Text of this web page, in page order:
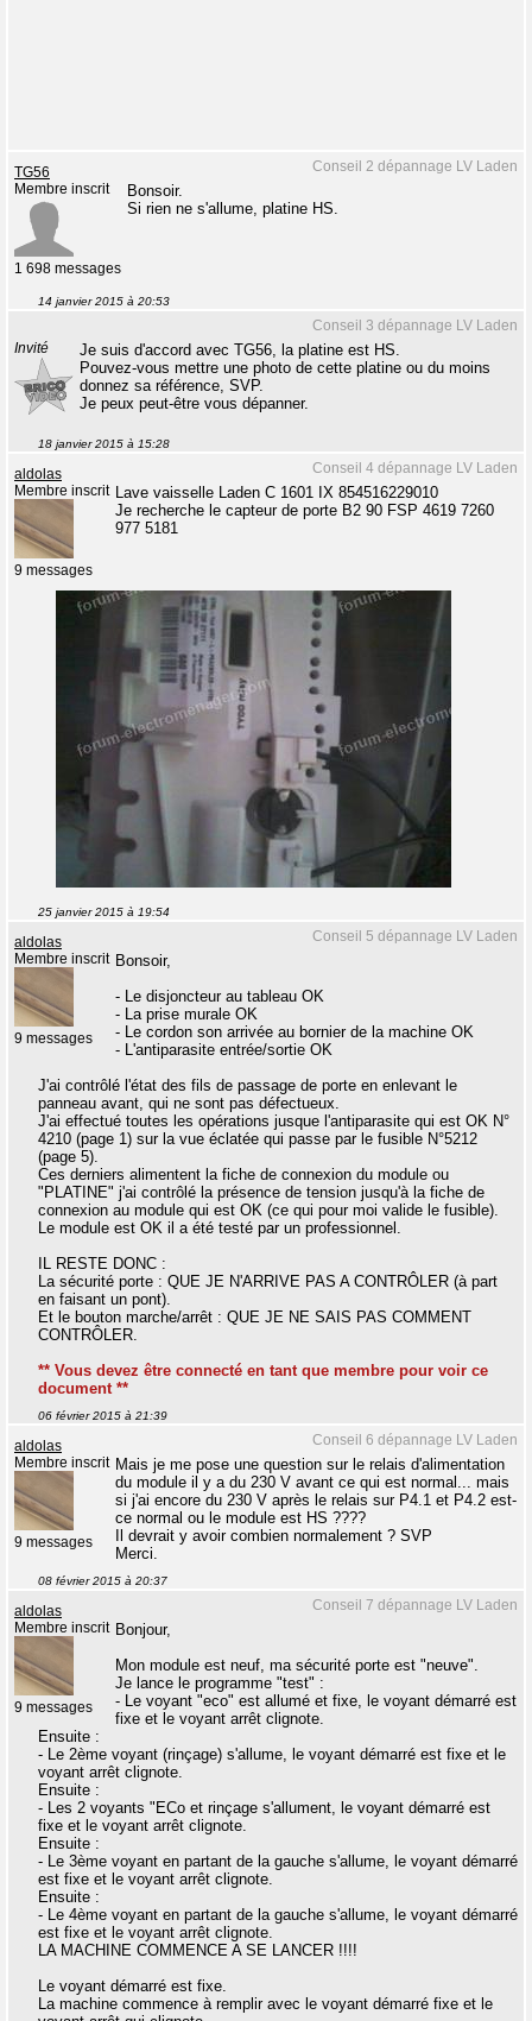
Conseil 2 dépannage LV Laden
TG56
Membre inscrit
1 698 messages
Bonsoir.
Si rien ne s'allume, platine HS.
14 janvier 2015 à 20:53
Conseil 3 dépannage LV Laden
Invité
Je suis d'accord avec TG56, la platine est HS.
Pouvez-vous mettre une photo de cette platine ou du moins
donnez sa référence, SVP.
Je peux peut-être vous dépanner.
18 janvier 2015 à 15:28
Conseil 4 dépannage LV Laden
aldolas
Membre inscrit
9 messages
Lave vaisselle Laden C 1601 IX 854516229010
Je recherche le capteur de porte B2 90 FSP 4619 7260
977 5181
25 janvier 2015 à 19:54
Conseil 5 dépannage LV Laden
aldolas
Membre inscrit
9 messages
Bonsoir,
- Le disjoncteur au tableau OK
- La prise murale OK
- Le cordon son arrivée au bornier de la machine OK
- L'antiparasite entrée/sortie OK
J'ai contrôlé l'état des fils de passage de porte en enlevant le
panneau avant, qui ne sont pas défectueux.
J'ai effectué toutes les opérations jusque l'antiparasite qui est OK N°
4210 (page 1) sur la vue éclatée qui passe par le fusible N°5212
(page 5).
Ces derniers alimentent la fiche de connexion du module ou
"PLATINE" j'ai contrôlé la présence de tension jusqu'à la fiche de
connexion au module qui est OK (ce qui pour moi valide le fusible).
Le module est OK il a été testé par un professionnel.
IL RESTE DONC :
La sécurité porte : QUE JE N'ARRIVE PAS A CONTRÔLER (à part
en faisant un pont).
Et le bouton marche/arrêt : QUE JE NE SAIS PAS COMMENT
CONTRÔLER.
** Vous devez être connecté en tant que membre pour voir ce
document **
06 février 2015 à 21:39
Conseil 6 dépannage LV Laden
aldolas
Membre inscrit
9 messages
Mais je me pose une question sur le relais d'alimentation
du module il y a du 230 V avant ce qui est normal... mais
si j'ai encore du 230 V après le relais sur P4.1 et P4.2 est-
ce normal ou le module est HS ????
Il devrait y avoir combien normalement ? SVP
Merci.
08 février 2015 à 20:37
Conseil 7 dépannage LV Laden
aldolas
Membre inscrit
9 messages
Bonjour,
Mon module est neuf, ma sécurité porte est "neuve".
Je lance le programme "test" :
- Le voyant "eco" est allumé et fixe, le voyant démarré est
fixe et le voyant arrêt clignote.
Ensuite :
- Le 2ème voyant (rinçage) s'allume, le voyant démarré est fixe et le
voyant arrêt clignote.
Ensuite :
- Les 2 voyants "ECo et rinçage s'allument, le voyant démarré est
fixe et le voyant arrêt clignote.
Ensuite :
- Le 3ème voyant en partant de la gauche s'allume, le voyant démarré
est fixe et le voyant arrêt clignote.
Ensuite :
- Le 4ème voyant en partant de la gauche s'allume, le voyant démarré
est fixe et le voyant arrêt clignote.
LA MACHINE COMMENCE A SE LANCER !!!!
Le voyant démarré est fixe.
La machine commence à remplir avec le voyant démarré fixe et le